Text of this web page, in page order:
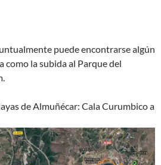
puede encontrarse algún
la subida al Parque del
de Almuñécar: Cala Curumbico a